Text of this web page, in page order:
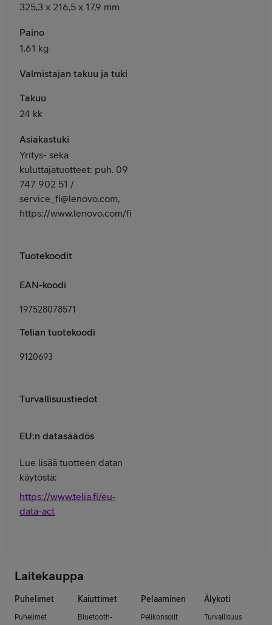
325,3 x 216,5 x 17,9 mm
Paino
1,61 kg
Valmistajan takuu ja tuki
Takuu
24 kk
Asiakastuki
Yritys- sekä
kuluttajatuotteet: puh. 09
747 902 51 /
service_fi@lenovo.com,
https://www.lenovo.com/fi/fi/services
Tuotekoodit
EAN-koodi
197528078571
Telian tuotekoodi
9120693
Turvallisuustiedot
EU:n datasäädös
Lue lisää tuotteen datan
käytöstä:
https://www.telia.fi/eu-
data-act
Laitekauppa
Puhelimet
Puhelimet
Kaiuttimet
Bluetooth-
Pelaaminen
Pelikonsolit
Älykoti
Turvallisuus